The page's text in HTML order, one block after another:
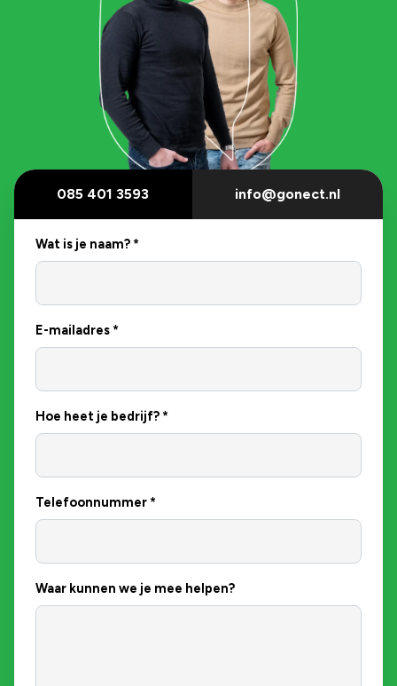
085 401 3593 info@gonect.nl
Wat is je naam?*
E-mailadres*
Hoe heet je bedrijf?*
Telefoonnummer*
Waar kunnen we je mee helpen?